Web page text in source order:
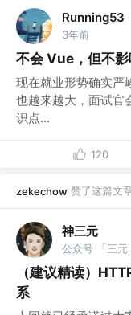
Running53
3年前
不会 Vue，但不
现在就业形势确实严
也越来越大，面试官
识点...
120
zekechow 赞了这篇文
神三元
公众号
（建议精读）
系